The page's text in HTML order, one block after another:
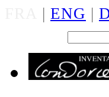
| ENG |